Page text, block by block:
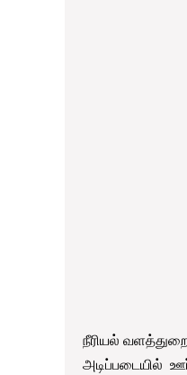
நீரியல்
அடிப்படையில்